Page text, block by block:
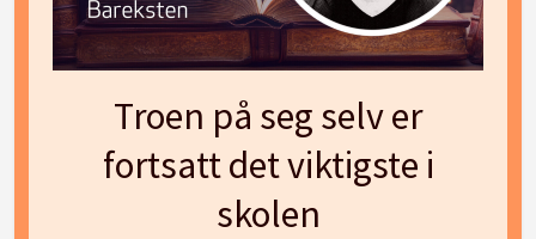
Troen på seg selv er
fortsatt det viktigste i
skolen